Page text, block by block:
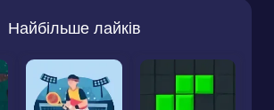
Найбільше лайків